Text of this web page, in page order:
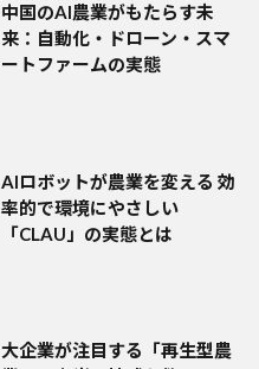
中国のAI農業がもたらす未
来：自動化・ドローン・スマ
ートファームの実態
AIロボットが農業を変える 効
率的で環境にやさしい
「CLAU」の実態とは
大企業が注目する「再生型農